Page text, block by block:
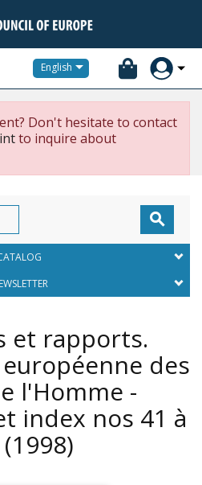
English
Don't hesitate to contact
to inquire about

et rapports.
des
l'Homme -
index nos 41 à
(1998)